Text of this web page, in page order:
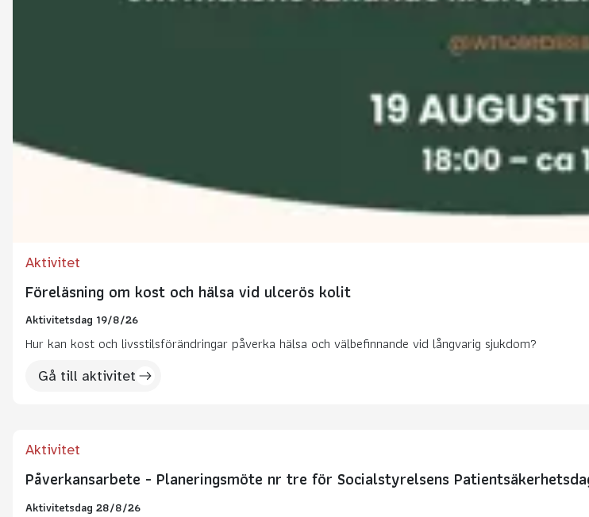
Aktivitet
Föreläsning om kost och hälsa vid ulcerös kolit
Aktivitetsdag 19/8/26
Hur kan kost och livsstilsförändringar påverka hälsa och välbefinnande vid långvarig sjukdom?
Gå till aktivitet
Aktivitet
Påverkansarbete - Planeringsmöte nr tre för Socialstyrelsens
Aktivitetsdag 28/8/26